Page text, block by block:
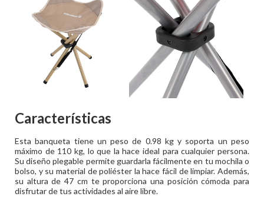
Características
Esta banqueta tiene un peso de 0.98 kg y soporta un peso
máximo de 110 kg, lo que la hace ideal para cualquier persona.
Su diseño plegable permite guardarla fácilmente en tu mochila o
bolso, y su material de poliéster la hace fácil de limpiar. Además,
su altura de 47 cm te proporciona una posición cómoda para
disfrutar de tus actividades al aire libre.